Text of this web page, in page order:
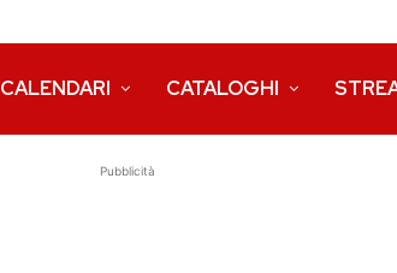
CALENDARI CATALOGHI
Pubblicità